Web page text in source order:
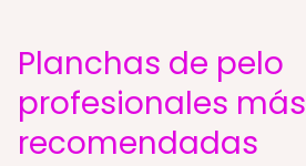
Planchas de pelo
profesionales más
recomendadas